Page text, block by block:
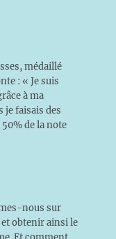
médaillé
: « Je suis
à ma
je faisais des
de la note
nous sur
obtenir ainsi le